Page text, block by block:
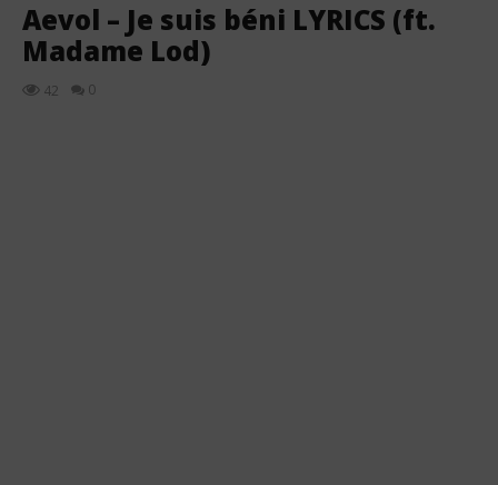
Aevol – Je suis béni LYRICS (ft.
Madame Lod)
42 0